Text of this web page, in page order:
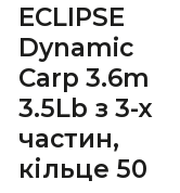
ECLIPSE
Dynamic
Carp 3.6m
3.5Lb з 3-х
частин,
кільце 50